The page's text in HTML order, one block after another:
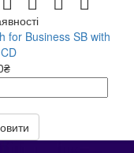
for Business SB with